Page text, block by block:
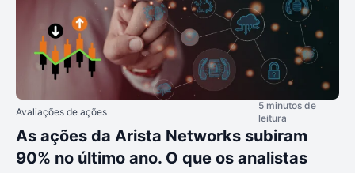
Avaliações de ações
5 minutos de
leitura
As ações da Arista Networks subiram
90% no último ano. O que os analistas